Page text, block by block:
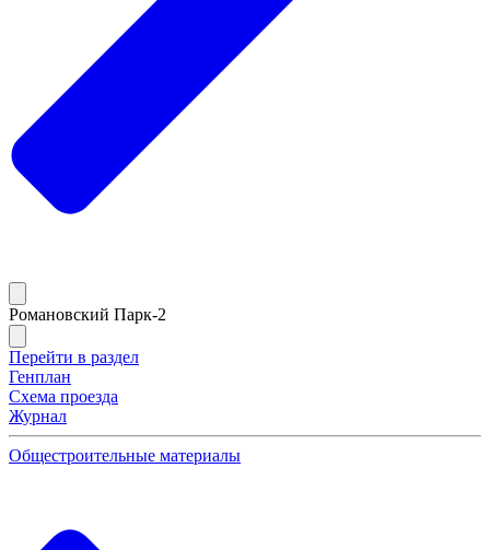
Романовский Парк-2
Перейти в раздел
Генплан
Схема проезда
Журнал
Общестроительные материалы